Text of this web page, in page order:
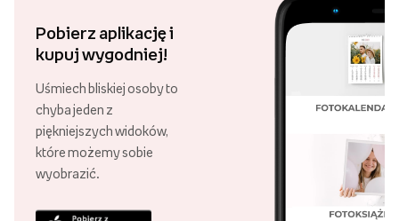
Pobierz aplikację i
kupuj wygodniej!
Uśmiech bliskiej osoby to
chyba jeden z
piękniejszych widoków,
które możemy sobie
wyobrazić.